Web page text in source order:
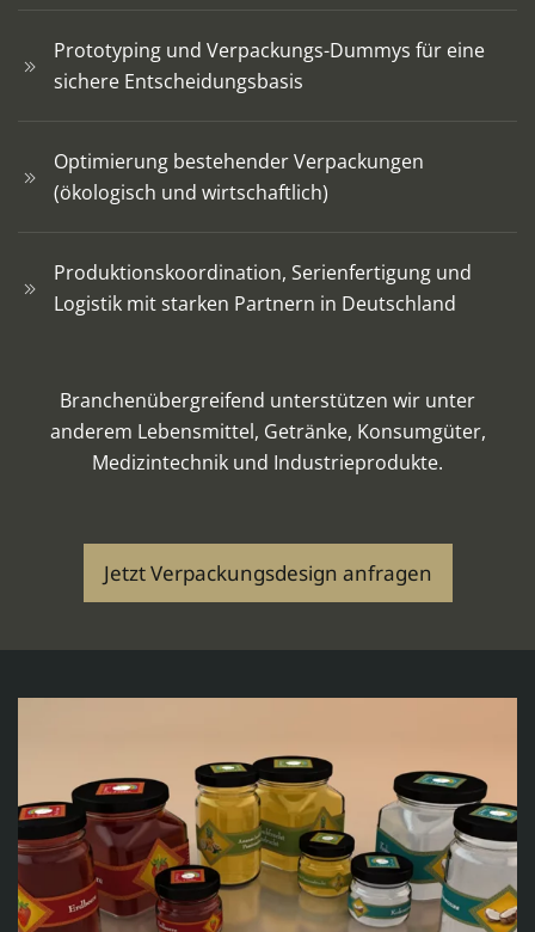
Prototyping und Verpackungs-Dummys für eine
sichere Entscheidungsbasis
Optimierung bestehender Verpackungen
(ökologisch und wirtschaftlich)
Produktionskoordination, Serienfertigung und
Logistik mit starken Partnern in Deutschland
Branchenübergreifend unterstützen wir unter
anderem Lebensmittel, Getränke, Konsumgüter,
Medizintechnik und Industrieprodukte.
Jetzt Verpackungsdesign anfragen